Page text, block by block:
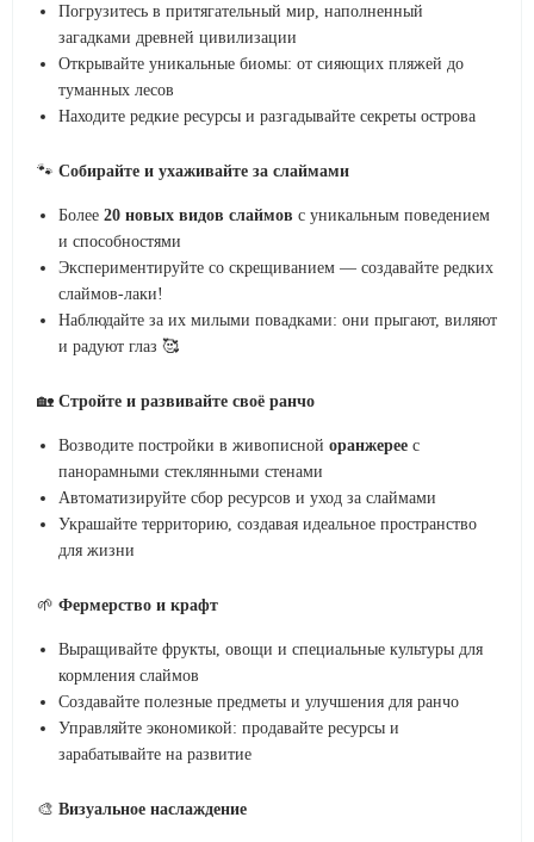
Погрузитесь в притягательный мир, наполненный
загадками древней цивилизации
Открывайте уникальные биомы: от сияющих пляжей до
туманных лесов
Находите редкие ресурсы и разгадывайте секреты острова
🐾 Собирайте и ухаживайте за слаймами
Более 20 новых видов слаймов с уникальным поведением
и способностями
Экспериментируйте со скрещиванием — создавайте редких
слаймов-лаки!
Наблюдайте за их милыми повадками: они прыгают, виляют
и радуют глаз 🥰
🏡 Стройте и развивайте своё ранчо
Возводите постройки в живописной оранжерее с
панорамными стеклянными стенами
Автоматизируйте сбор ресурсов и уход за слаймами
Украшайте территорию, создавая идеальное пространство
для жизни
🌱 Фермерство и крафт
Выращивайте фрукты, овощи и специальные культуры для
кормления слаймов
Создавайте полезные предметы и улучшения для ранчо
Управляйте экономикой: продавайте ресурсы и
зарабатывайте на развитие
🎨 Визуальное наслаждение